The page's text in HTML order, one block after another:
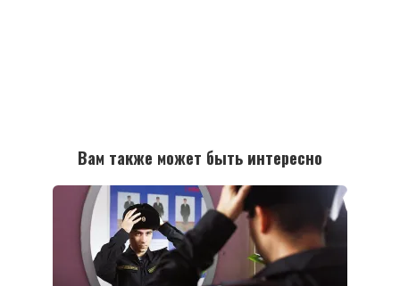
Вам также может быть интересно